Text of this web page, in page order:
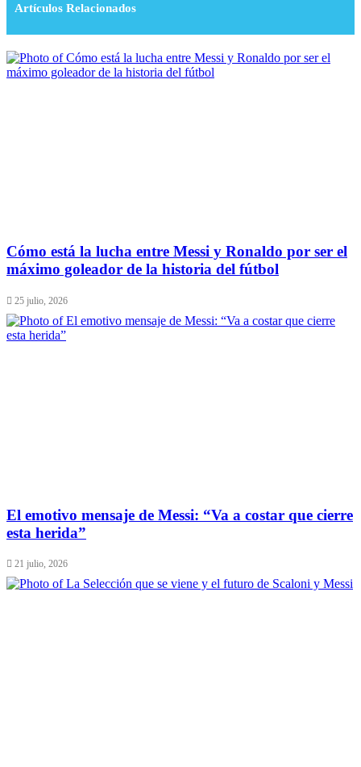
Artículos Relacionados
Cómo está la lucha entre Messi y Ronaldo por ser el
máximo goleador de la historia del fútbol
25 julio, 2026
El emotivo mensaje de Messi: “Va a costar que cierre
esta herida”
21 julio, 2026